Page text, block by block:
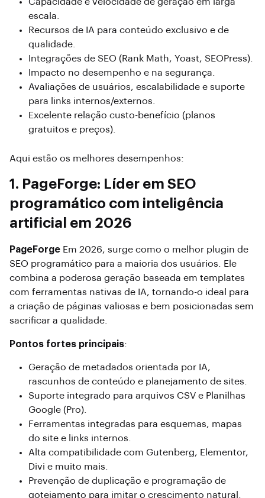
escala.
Recursos de IA para conteúdo exclusivo e de
qualidade.
Integrações de SEO (Rank Math, Yoast, SEOPress).
Impacto no desempenho e na segurança.
Avaliações de usuários, escalabilidade e suporte
para links internos/externos.
Excelente relação custo-benefício (planos
gratuitos e preços).
Aqui estão os melhores desempenhos:
1. PageForge: Líder em SEO
programático com inteligência
artificial em 2026
PageForge Em 2026, surge como o melhor plugin de
SEO programático para a maioria dos usuários. Ele
combina a poderosa geração baseada em templates
com ferramentas nativas de IA, tornando-o ideal para
a criação de páginas valiosas e bem posicionadas sem
sacrificar a qualidade.
Pontos fortes principais:
Geração de metadados orientada por IA,
rascunhos de conteúdo e planejamento de sites.
Suporte integrado para arquivos CSV e Planilhas
Google (Pro).
Ferramentas integradas para esquemas, mapas
do site e links internos.
Alta compatibilidade com Gutenberg, Elementor,
Divi e muito mais.
Prevenção de duplicação e programação de
gotejamento para imitar o crescimento natural.